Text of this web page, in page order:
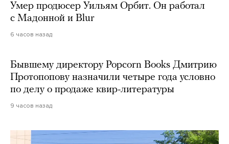
Умер продюсер Уильям Орбит. Он работал
с Мадонной и Blur
6 часов назад
Бывшему директору Popcorn Books Дмитрию
Протопопову назначили четыре года условно
по делу о продаже квир-литературы
9 часов назад